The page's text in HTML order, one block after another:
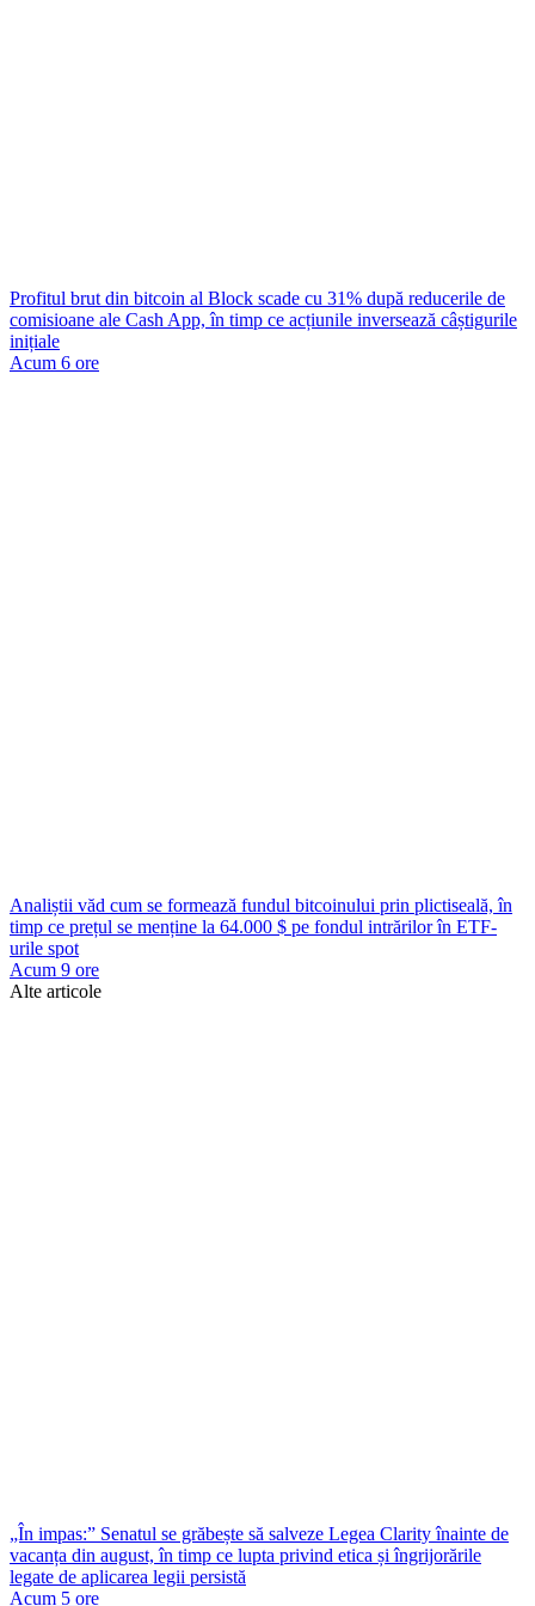
Profitul brut din bitcoin al Block scade cu 31% după reducerile de
comisioane ale Cash App, în timp ce acțiunile inversează câștigurile
inițiale
Acum 6 ore
Analiștii văd cum se formează fundul bitcoinului prin plictiseală, în
timp ce prețul se menține la 64.000 $ pe fondul intrărilor în ETF-
urile spot
Acum 9 ore
Alte articole
„În impas:” Senatul se grăbește să salveze Legea Clarity înainte de
vacanța din august, în timp ce lupta privind etica și îngrijorările
legate de aplicarea legii persistă
Acum 5 ore